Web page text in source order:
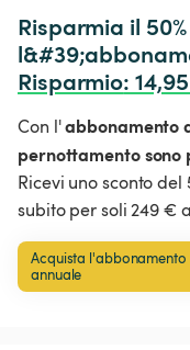
Risparmia il
Risparmio:
Con l'abbonamento
pernottamento sono
Ricevi uno sconto del
subito per soli 249 €
Acquista l'abbonamento
annuale